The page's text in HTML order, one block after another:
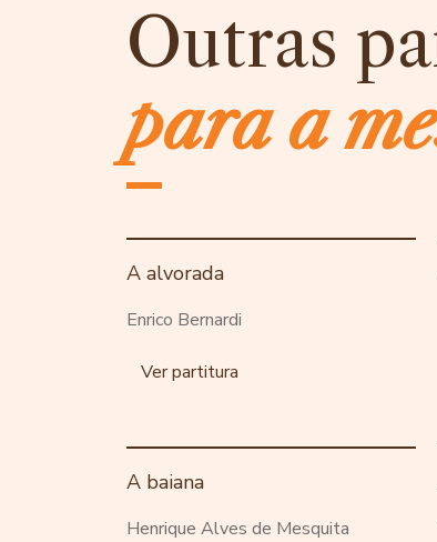
Outras
para a
A alvorada
Enrico Bernardi
Ver partitura
A baiana
Henrique Alves de Mesquita